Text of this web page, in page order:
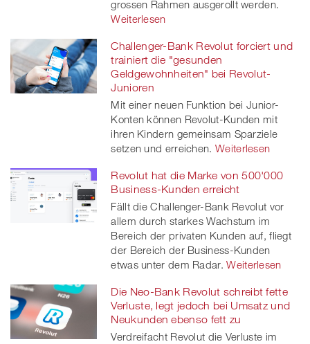
grossen Rahmen ausgerollt werden.
Weiterlesen
Challenger-Bank Revolut forciert und
trainiert die "gesunden
Geldgewohnheiten" bei Revolut-
Junioren
Mit einer neuen Funktion bei Junior-
Konten können Revolut-Kunden mit
ihren Kindern gemeinsam Sparziele
setzen und erreichen. Weiterlesen
Revolut hat die Marke von 500'000
Business-Kunden erreicht
Fällt die Challenger-Bank Revolut vor
allem durch starkes Wachstum im
Bereich der privaten Kunden auf, fliegt
der Bereich der Business-Kunden
etwas unter dem Radar. Weiterlesen
Die Neo-Bank Revolut schreibt fette
Verluste, legt jedoch bei Umsatz und
Neukunden ebenso fett zu
Verdreifacht Revolut die Verluste im